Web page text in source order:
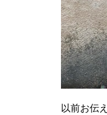
以前お伝